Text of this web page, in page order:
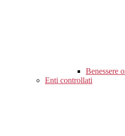
Benessere
Enti controllati